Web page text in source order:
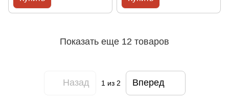
Показать еще 12 товаров
Назад 1 из 2 Вперед